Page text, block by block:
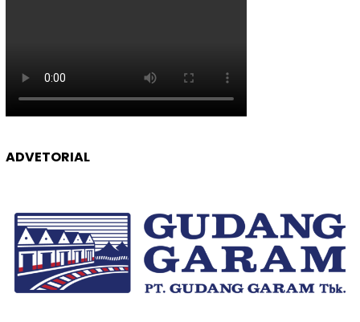
ADVETORIAL